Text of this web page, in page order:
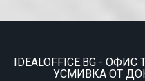
IDEALOFFICE.BG -
УСМИВКА ОТ